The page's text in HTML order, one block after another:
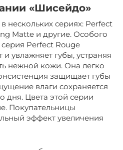
«Шисейдо»
нескольких сериях: Perfect
Matte и другие. Особого
Perfect Rouge
увлажняет губы, устраняя
нежной кожи. Она легко
защищает губы
влаги сохраняется
дня. Цвета этой серии
Покупательницы
эффект увеличения